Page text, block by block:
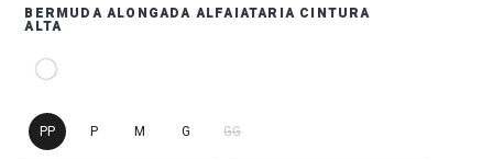
BERMUDA ALONGADA ALFAIATARIA CINTURA
ALTA
PP P M G GG